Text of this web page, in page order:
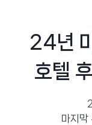
24년
호텔
마지막